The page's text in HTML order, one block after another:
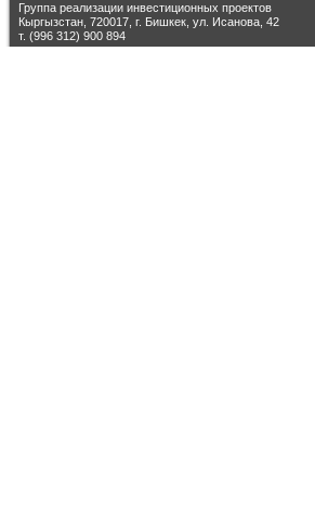
Группа реализации инвестиционных проектов
Кыргызстан, 720017, г. Бишкек, ул. Исанова, 42
т. (996 312) 900 894